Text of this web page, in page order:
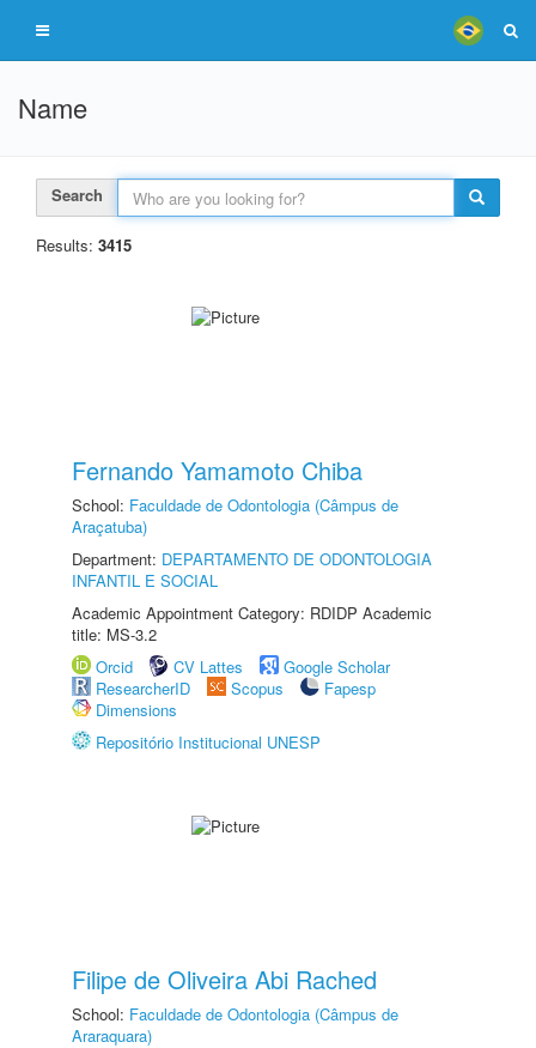
Name
Search
Results: 3415
Fernando Yamamoto Chiba
School: Faculdade de Odontologia (Câmpus de
Araçatuba)
Department: DEPARTAMENTO DE ODONTOLOGIA
INFANTIL E SOCIAL
Academic Appointment Category: RDIDP Academic
title: MS-3.2
Orcid
CV Lattes
Google Scholar
ResearcherID
Scopus
Fapesp
Dimensions
Repositório Institucional UNESP
Filipe de Oliveira Abi Rached
School: Faculdade de Odontologia (Câmpus de
Araraquara)